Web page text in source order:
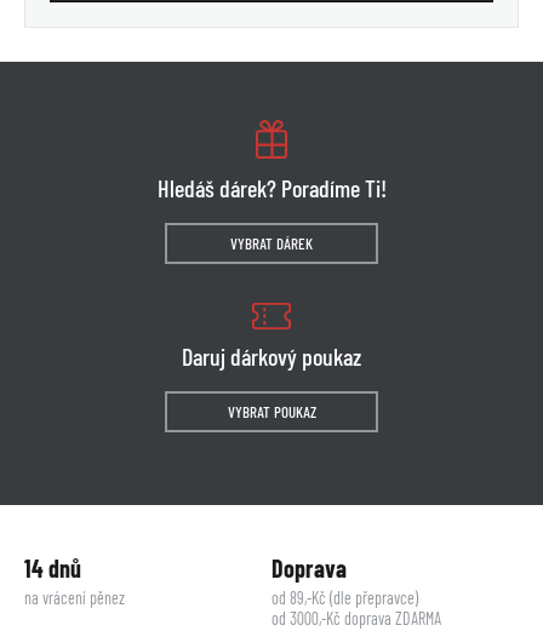
Hledáš dárek? Poradíme Ti!
VYBRAT DÁREK
Daruj dárkový poukaz
VYBRAT POUKAZ
14 dnů
na vrácení pěnez
Doprava
od 89,-Kč (dle přepravce)
od 3000,-Kč doprava ZDARMA